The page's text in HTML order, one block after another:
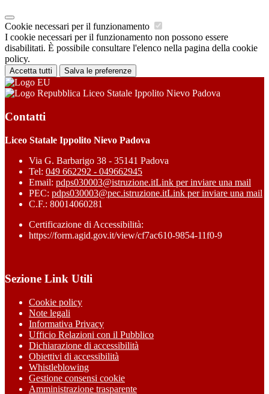
Cookie necessari per il funzionamento
I cookie necessari per il funzionamento non possono essere
disabilitati. È possibile consultare l'elenco nella pagina della cookie
policy.
Accetta tutti Salva le preferenze
Liceo Statale Ippolito Nievo Padova
Contatti
Liceo Statale Ippolito Nievo Padova
Via G. Barbarigo 38 - 35141 Padova
Tel: 049 662292 - 049662945
Email: pdps030003@istruzione.itLink per inviare una mail
PEC: pdps030003@pec.istruzione.itLink per inviare una mail
C.F.: 80014060281
Certificazione di Accessibilità:
https://form.agid.gov.it/view/cf7ac610-9854-11f0-9
Sezione Link Utili
Cookie policy
Note legali
Informativa Privacy
Ufficio Relazioni con il Pubblico
Dichiarazione di accessibilità
Obiettivi di accessibilità
Whistleblowing
Gestione consensi cookie
Amministrazione trasparente